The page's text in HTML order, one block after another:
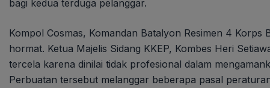
bagi kedua terduga pelanggar.
Kompol Cosmas, Komandan Batalyon Resimen 4
hormat. Ketua Majelis Sidang KKEP, Kombes Heri
tercela karena dinilai tidak profesional dalam
Perbuatan tersebut melanggar beberapa pasal